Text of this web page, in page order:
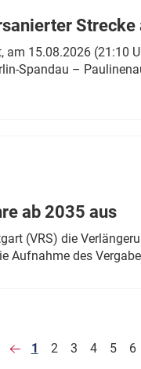
15.08.2026 (21:10
Spandau –
ab 2035 aus
(VRS) die
Aufnahme des
1 2 3 4 5 6